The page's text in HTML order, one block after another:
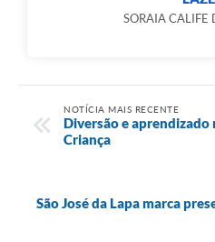
SORAIA CALIFE
NOTÍCIA MAIS RECENTE
Diversão e aprendizado
Criança
São José da Lapa marca